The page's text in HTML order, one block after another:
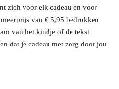
zich voor elk cadeau en voor
van € 5,95 bedrukken
van het kindje of de tekst
dat je cadeau met zorg door jou